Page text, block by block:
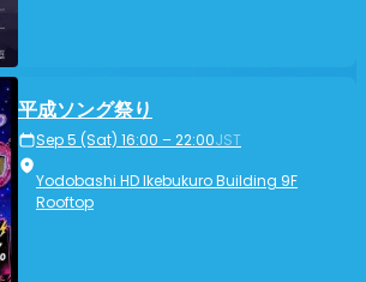
平成ソング祭り
Sep 5 (Sat) 16:00 – 22:00JST
Yodobashi HD Ikebukuro Building 9F
Rooftop